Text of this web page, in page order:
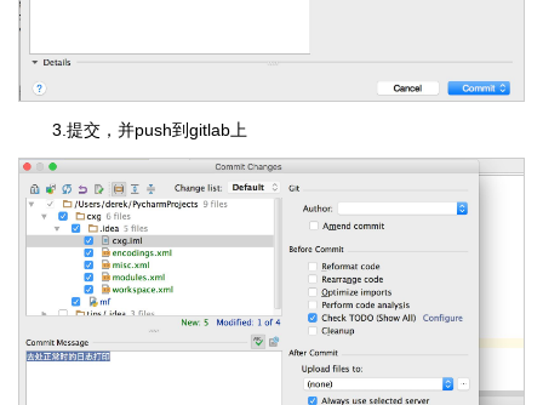
3.提交，并push到gitlab上